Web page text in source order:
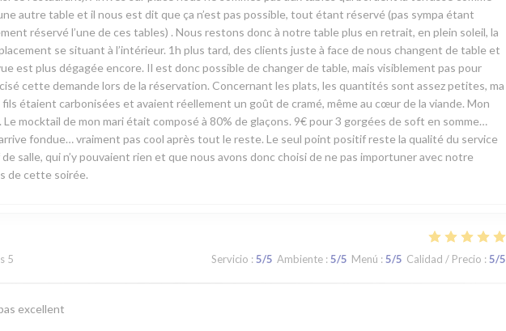
autre table et il nous est dit que ça n’est pas possible, tout étant réservé (pas sympa étant
réservé l’une de ces tables) . Nous restons donc à notre table plus en retrait, en plein soleil, la
se situant à l’intérieur. 1h plus tard, des clients juste à face de nous changent de table et
est plus dégagée encore. Il est donc possible de changer de table, mais visiblement pas pour
cette demande lors de la réservation. Concernant les plats, les quantités sont assez petites, ma
fils étaient carbonisées et avaient réellement un goût de cramé, même au cœur de la viande. Mon
Le mocktail de mon mari était composé à 80% de glaçons. 9€ pour 3 gorgées de soft en somme…
fondue… vraiment pas cool après tout le reste. Le seul point positif reste la qualité du service
salle, qui n’y pouvaient rien et que nous avons donc choisi de ne pas importuner avec notre
de cette soirée.
5 Servicio : 5/5 Ambiente : 5/5 Menú : 5/5 Calidad / Precio : 5/5
excellent